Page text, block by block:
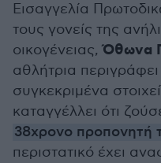
Εισαγγελία
τους γονείς της
οικογένειας,Όθωνα
αθλήτρια
συγκεκριμένα
καταγγέλλει ότι
38χρονο προπονητή
περιστατικό έχει